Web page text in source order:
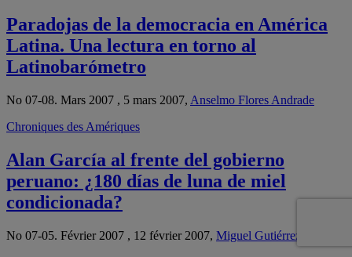
Paradojas de la democracia en América
Latina. Una lectura en torno al
Latinobarómetro
No 07-08. Mars 2007 , 5 mars 2007, Anselmo Flores Andrade
Chroniques des Amériques
Alan García al frente del gobierno
peruano: ¿180 días de luna de miel
condicionada?
No 07-05. Février 2007 , 12 février 2007, Miguel Gutiérrez